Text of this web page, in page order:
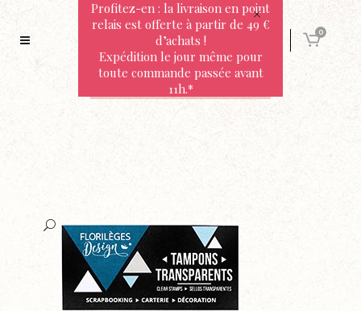
0
Profitez-en : la livraison en point
relais est offerte à partir de 49 €
d’achats !
Expédition le jour même pour
toute commande passée avant
11h.*